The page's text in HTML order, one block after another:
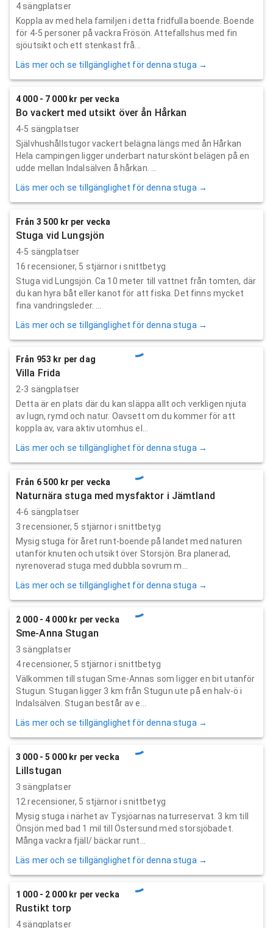
4 sängplatser
Koppla av med hela familjen i detta fridfulla boende. Boende
för 4-5 personer på vackra Frösön. Attefallshus med fin
sjöutsikt och ett stenkast frå...
Läs mer och se tillgänglighet för denna stuga →
4 000 - 7 000 kr per vecka
Bo vackert med utsikt över ån Hårkan
4-5 sängplatser
Självhushållstugor vackert belägna längs med ån Hårkan
Hela campingen ligger underbart naturskönt belägen på en
udde mellan Indalsälven å hårkan. ...
Läs mer och se tillgänglighet för denna stuga →
Från 3 500 kr per vecka
Stuga vid Lungsjön
4-5 sängplatser
16 recensioner, 5 stjärnor i snittbetyg
Stuga vid Lungsjön. Ca 10 meter till vattnet från tomten, där
du kan hyra båt eller kanot för att fiska. Det finns mycket
fina vandringsleder. ...
Läs mer och se tillgänglighet för denna stuga →
Från 953 kr per dag
Villa Frida
2-3 sängplatser
Detta är en plats där du kan släppa allt och verkligen njuta
av lugn, rymd och natur. Oavsett om du kommer för att
koppla av, vara aktiv utomhus el...
Läs mer och se tillgänglighet för denna stuga →
Från 6 500 kr per vecka
Naturnära stuga med mysfaktor i Jämtland
4-6 sängplatser
3 recensioner, 5 stjärnor i snittbetyg
Mysig stuga för året runt-boende på landet med naturen
utanför knuten och utsikt över Storsjön. Bra planerad,
nyrenoverad stuga med dubbla sovrum m...
Läs mer och se tillgänglighet för denna stuga →
2 000 - 4 000 kr per vecka
Sme-Anna Stugan
3 sängplatser
4recensioner, 5 stjärnor i snittbetyg
Välkommen till stugan Sme-Annas som ligger en bit utanför
Stugun. Stugan ligger 3 km från Stugun ute på en halv-ö i
Indalsälven. Stugan består av e...
Läs mer och se tillgänglighet för denna stuga →
3 000 - 5 000 kr per vecka
Lillstugan
3 sängplatser
12 recensioner, 5 stjärnor i snittbetyg
Mysig stuga i närhet av Tysjöarnas naturreservat. 3 km till
Önsjön med bad 1 mil till Östersund med storsjöbadet.
Många vackra fjäll/ bäckar runt...
Läs mer och se tillgänglighet för denna stuga →
1 000 - 2 000 kr per vecka
Rustikt torp
4 sängplatser